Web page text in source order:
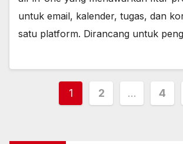
untuk email, kalender, tugas, dan
satu platform. Dirancang untuk
Posts
1 2 … 4